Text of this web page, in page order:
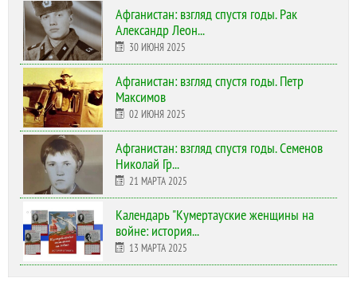
Афганистан: взгляд спустя годы. Рак
Александр Леон...
30 ИЮНЯ 2025
Афганистан: взгляд спустя годы. Петр
Максимов
02 ИЮНЯ 2025
Афганистан: взгляд спустя годы. Семенов
Николай Гр...
21 МАРТА 2025
Календарь "Кумертауские женщины на
войне: история...
13 МАРТА 2025